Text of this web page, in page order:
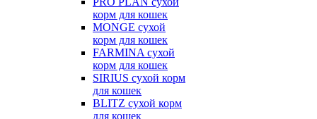
корм для кошек
MONGE сухой
корм для кошек
FARMINA сухой
корм для кошек
SIRIUS сухой корм
для кошек
BLITZ сухой корм
для кошек